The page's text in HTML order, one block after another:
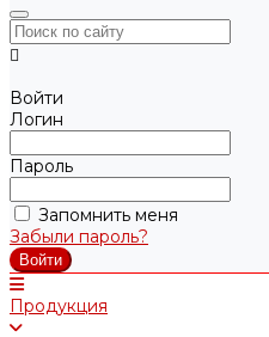
Войти
Логин
Пароль
Запомнить меня
Забыли пароль?
Продукция